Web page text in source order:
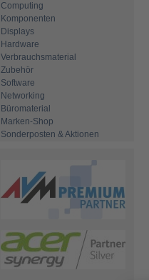
Computing
Komponenten
Displays
Hardware
Verbrauchsmaterial
Zubehör
Software
Networking
Büromaterial
Marken-Shop
Sonderposten & Aktionen